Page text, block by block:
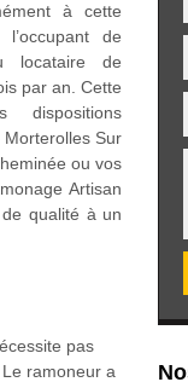
à cette
de
locataire de
par an. Cette
Sur
ou vos
Artisan
qualité à un
pas
ramoneur a